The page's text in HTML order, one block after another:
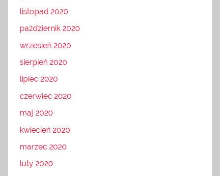
listopad 2020
październik 2020
wrzesień 2020
sierpień 2020
lipiec 2020
czerwiec 2020
maj 2020
kwiecień 2020
marzec 2020
luty 2020